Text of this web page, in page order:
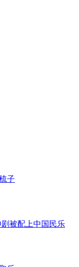
医生回应
政治霸凌主义
车翻车
植树
子
被配上中国民乐